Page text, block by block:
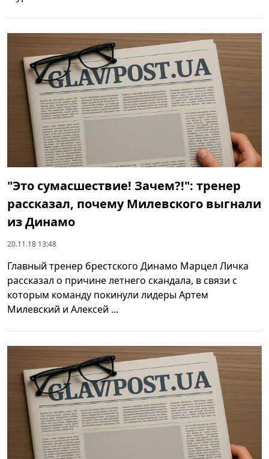
"Это сумасшествие! Зачем?!": тренер
рассказал, почему Милевского выгнали
из Динамо
20.11.18 13:48
Главный тренер брестского Динамо Марцел Личка
рассказал о причине летнего скандала, в связи с
которым команду покинули лидеры Артем
Милевский и Алексей ...